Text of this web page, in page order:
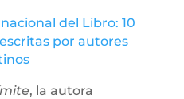
del Libro: 10
por autores
, la autora